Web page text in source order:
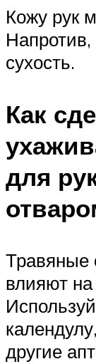
Кожу рук
Напротив,
сухость.
Как
для
Травяные
влияют на
другие